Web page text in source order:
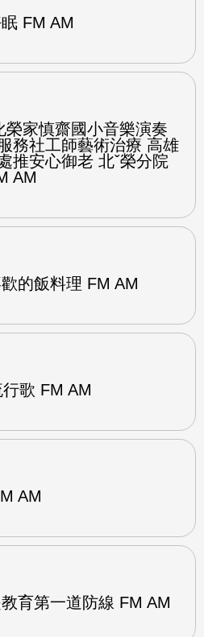
FM AM
榮家慎齋國小音樂演奏
務社工師藝術治療 高雄
推安心御老 北ˇ榮分院
AM
的飯料理 FM AM
歌 FM AM
AM
育第一道防線 FM AM